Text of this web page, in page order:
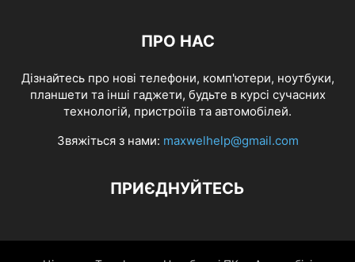
ПРО НАС
Дізнайтесь про нові телефони, комп'ютери, ноутбуки,
планшети та інші гаджети, будьте в курсі сучасних
технологій, пристроїів та автомобілей.
Звяжіться з нами: maxwelhelp@gmail.com
ПРИЄДНУЙТЕСЬ